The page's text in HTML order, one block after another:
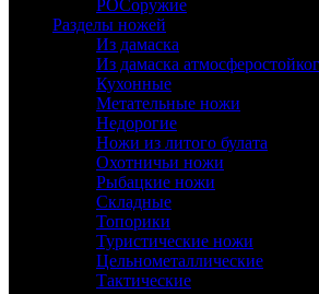
РОСоружие
Разделы ножей
Из дамаска
Из дамаска
Кухонные
Метательные ножи
Недорогие
Ножи из литого булата
Охотничьи ножи
Рыбацкие ножи
Складные
Топорики
Туристические ножи
Цельнометаллические
Тактические